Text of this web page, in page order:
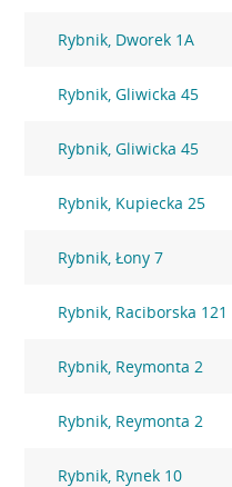
Rybnik, Dworek 1A
Rybnik, Gliwicka 45
Rybnik, Gliwicka 45
Rybnik, Kupiecka 25
Rybnik, Łony 7
Rybnik, Raciborska 121
Rybnik, Reymonta 2
Rybnik, Reymonta 2
Rybnik, Rynek 10